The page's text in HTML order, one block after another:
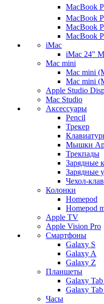
MacBook
MacBook
MacBook
MacBook
iMac
iMac 24"
Mac mini
Mac mini
Mac mini
Apple Studio
Mac Studio
Аксессуары
Pencil
Трекер
Мышки
Трекпады
Зарядные
Зарядные
Чехол-
Колонки
Homepod
Homepod
Apple TV
Apple Vision Pro
Смартфоны
Galaxy S
Galaxy A
Galaxy Z
Планшеты
Galaxy Tab
Galaxy
Часы